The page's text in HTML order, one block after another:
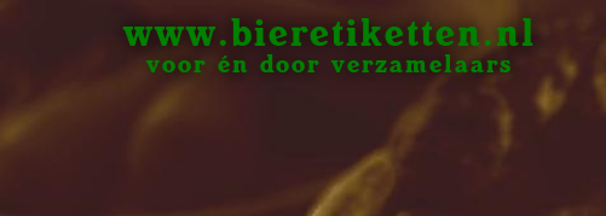
www.bieretiketten.nl
voor én door verzamelaars